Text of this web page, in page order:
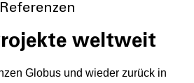
Referenzen
weltweit
Globus und wieder zurück in